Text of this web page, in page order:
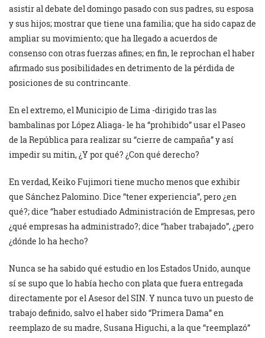
asistir al debate del domingo pasado con sus padres, su esposa
y sus hijos; mostrar que tiene una familia; que ha sido capaz de
ampliar su movimiento; que ha llegado a acuerdos de
consenso con otras fuerzas afines; en fin, le reprochan el haber
afirmado sus posibilidades en detrimento de la pérdida de
posiciones de su contrincante.
En el extremo, el Municipio de Lima -dirigido tras las
bambalinas por López Aliaga- le ha “prohibido” usar el Paseo
de la República para realizar su “cierre de campaña” y así
impedir su mitin, ¿Y por qué? ¿Con qué derecho?
En verdad, Keiko Fujimori tiene mucho menos que exhibir
que Sánchez Palomino. Dice “tener experiencia”, pero ¿en
qué?; dice “haber estudiado Administración de Empresas, pero
¿qué empresas ha administrado?; dice “haber trabajado”, ¿pero
¿dónde lo ha hecho?
Nunca se ha sabido qué estudio en los Estados Unido, aunque
sí se supo que lo había hecho con plata que fuera entregada
directamente por el Asesor del SIN. Y nunca tuvo un puesto de
trabajo definido, salvo el haber sido “Primera Dama” en
reemplazo de su madre, Susana Higuchi, a la que “reemplazó”